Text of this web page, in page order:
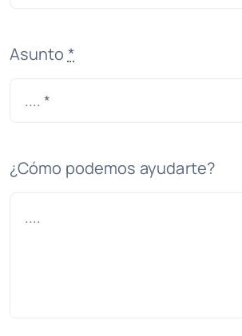
Asunto *
¿Cómo podemos ayudarte?